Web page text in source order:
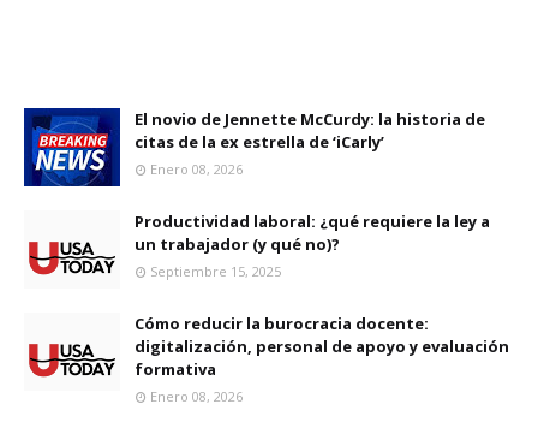
El novio de Jennette McCurdy: la historia de
citas de la ex estrella de ‘iCarly’
Enero 08, 2026
Productividad laboral: ¿qué requiere la ley a
un trabajador (y qué no)?
Septiembre 15, 2025
Cómo reducir la burocracia docente:
digitalización, personal de apoyo y evaluación
formativa
Enero 08, 2026